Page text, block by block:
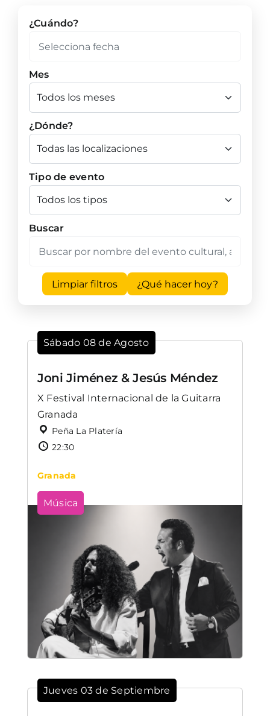
¿Cuándo?
Mes
¿Dónde?
Tipo de evento
Buscar
Limpiar filtros ¿Qué hacer hoy?
Sábado 08 de Agosto
Joni Jiménez & Jesús Méndez
X Festival Internacional de la Guitarra
Granada
Peña La Platería
22:30
Granada
Música
Jueves 03 de Septiembre